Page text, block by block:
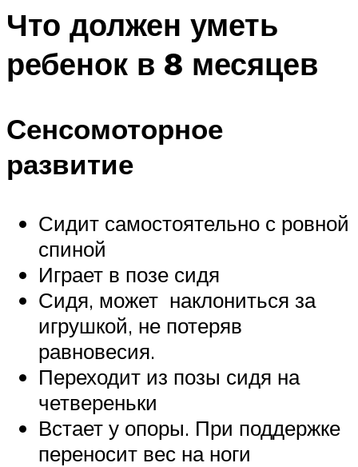
Что должен уметь
ребенок в 8 месяцев
Сенсомоторное
развитие
Сидит самостоятельно с ровной
спиной
Играет в позе сидя
Сидя, может наклониться за
игрушкой, не потеряв
равновесия.
Переходит из позы сидя на
четвереньки
Встает у опоры. При поддержке
переносит вес на ноги